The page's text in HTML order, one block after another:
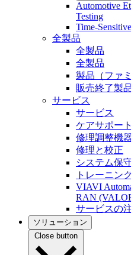
Automotive
Testing
Time-
全製品
全製品
全製品
製品（ファ
販売終了製
サービス
サービス
ケアサポー
修理調整機
修理と校正
システム保
トレーニン
VIAVI
RAN
サービスの
ソリューション
Close button